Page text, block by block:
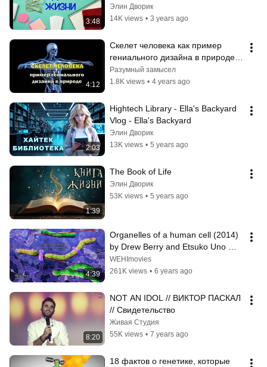
3:48
Элин Дворик
14K views • 3 years ago
4:12
Скелет человека как пример
гениального дизайна в природе |
ПРОИСХОЖДЕНИЕ ЧЕЛОВЕКА
Разумный замысел
1.8K views • 4 years ago
2:03
Hightech Library - Ella's Backyard
Vlog - Ella's Backyard
Элин Дворик
13K views • 5 years ago
1:39
The Book of Life
Элин Дворик
53K views • 5 years ago
4:39
Organelles of a human cell (2014)
by Drew Berry and Etsuko Uno
wehi.tv
WEHImovies
261K views • 6 years ago
8:20
NOT AN IDOL // ВИКТОР ПАСКАЛ
// Свидетельство
Живая Студия
55K views • 7 years ago
18 фактов о генетике, которые